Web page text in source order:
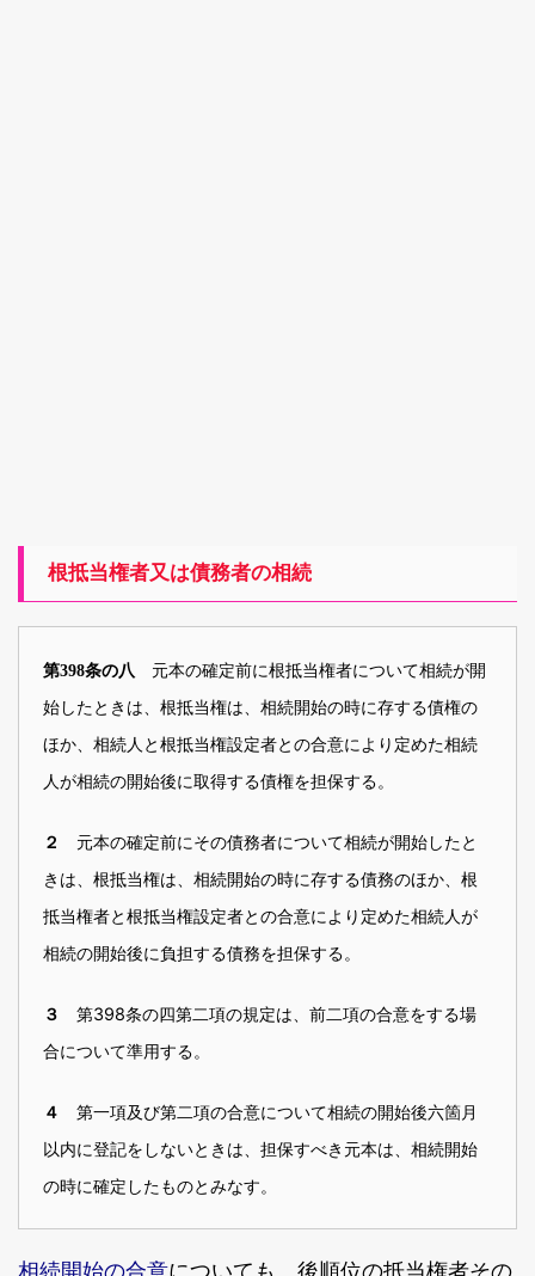
根抵当権者又は債務者の相続
第398条の八 元本の確定前に根抵当権者について相続が開
始したときは、根抵当権は、相続開始の時に存する債権の
ほか、相続人と根抵当権設定者との合意により定めた相続
人が相続の開始後に取得する債権を担保する。
２
元本の確定前にその債務者について相続が開始したと
きは、根抵当権は、相続開始の時に存する債務のほか、根
抵当権者と根抵当権設定者との合意により定めた相続人が
相続の開始後に負担する債務を担保する。
３
第398条の四第二項の規定は、前二項の合意をする場
合について準用する。
４
第一項及び第二項の合意について相続の開始後六箇月
以内に登記をしないときは、担保すべき元本は、相続開始
の時に確定したものとみなす。
相続開始の合意についても、後順位の抵当権者その